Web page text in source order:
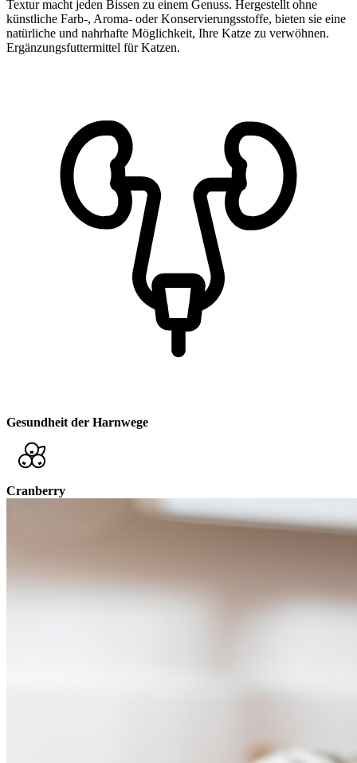
Textur macht jeden Bissen zu einem Genuss. Hergestellt ohne
künstliche Farb-, Aroma- oder Konservierungsstoffe, bieten sie eine
natürliche und nahrhafte Möglichkeit, Ihre Katze zu verwöhnen.
Ergänzungsfuttermittel für Katzen.
Gesundheit der Harnwege
Cranberry